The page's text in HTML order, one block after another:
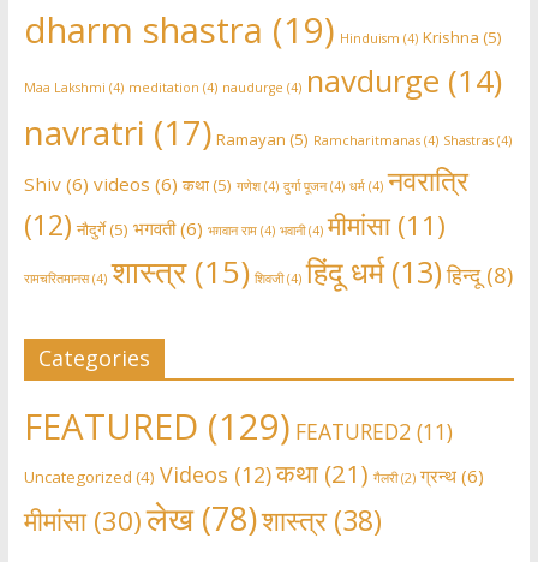
dharm shastra (19) Hinduism (4) Krishna (5)
Maa Lakshmi (4) meditation (4) naudurge (4) navdurge (14)
navratri (17) Ramayan (5) Ramcharitmanas(4) Shastras(4)
Shiv(6) videos (6) कथा(5) गणेश(4) दुर्गा पूजन(4) धर्म(4) नवरात्रि
(12) नौदुर्गे(5) भगवती(6) भग़वान राम(4) भवानी(4) मीमांसा(11)
रामचरितमानस(4) शास्त्र(15) शिवजी(4) हिंदू धर्म(13)हिन्दू(8)
Categories
FEATURED (129) FEATURED2 (11)
Uncategorized (4) Videos (12)कथा(21) गैलरी(2) ग्रन्थ(6)
मीमांसा(30)लेख(78)शास्त्र(38)